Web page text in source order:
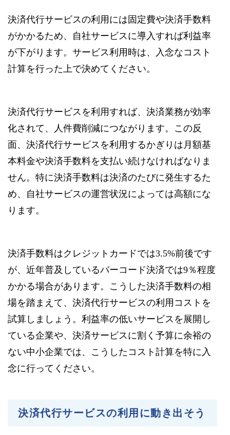
決済代行サービスの利用には固定費や決済手数料
がかかるため、自社サービスに導入すれば利益率
が下がります。サービス利用時は、入念なコスト
計算を行った上で決めてください。
決済代行サービスを利用すれば、決済業務が効率
化されて、人件費削減につながります。この反
面、決済代行サービスを利用するかぎりは月額基
本料金や決済手数料を支払い続けなければなりま
せん。特に決済手数料は決済のたびに発生するた
め、自社サービスの運営状況によっては高額にな
ります。
決済手数料はクレジットカードでは3.5%前後です
が、近年普及しているバーコード決済では9％程度
かかる場合があります。こうした決済手数料の相
場を踏まえて、決済代行サービスの利用コストを
試算しましょう。利益率の低いサービスを展開し
ている企業や、決済サービスに割く予算に余裕の
ない中小企業では、こうしたコスト計算を特に入
念に行ってください。
決済代行サービスの利用に動き出そう